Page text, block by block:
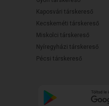
Kaposvári társkereső
Kecskeméti társkereső
Miskolci társkereső
Nyíregyházi társkereső
Pécsi társkereső